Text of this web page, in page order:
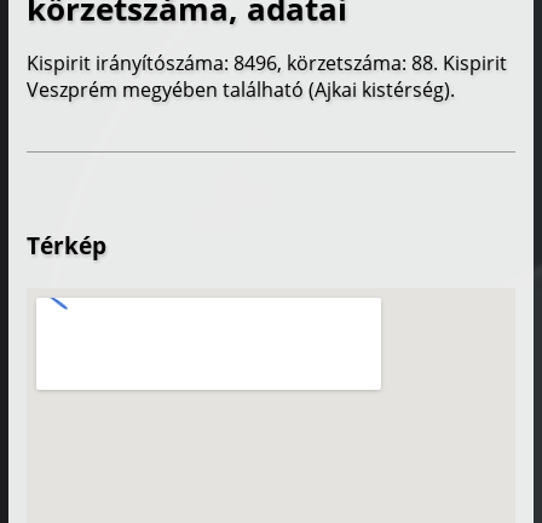
körzetszáma, adatai
Kispirit irányítószáma: 8496, körzetszáma: 88. Kispirit
Veszprém megyében található (Ajkai kistérség).
Térkép